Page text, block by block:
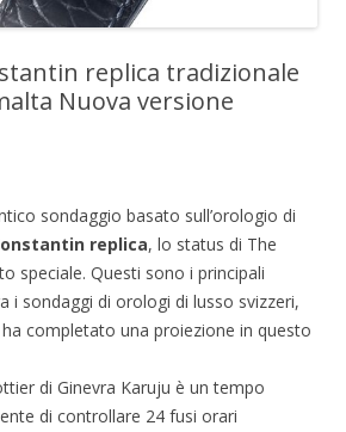
replica tradizionale
Nuova versione
sondaggio basato sull’orologio di
replica, lo status di The
speciale. Questi sono i principali
i sondaggi di orologi di lusso svizzeri,
completato una proiezione in questo
di Ginevra Karuju è un tempo
di controllare 24 fusi orari